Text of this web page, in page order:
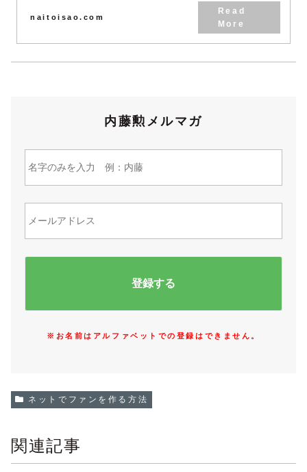
naitoisao.com
内藤勲メルマガ
※お名前はアルファベットでの登録はできません。
ネットでファンを作る方法
関連記事